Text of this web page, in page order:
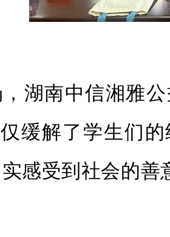
湖南中信湘雅
缓解了学生们
感受到社会的